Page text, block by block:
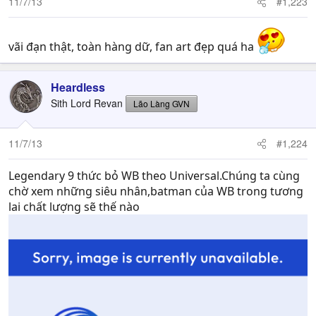
[/SPOIL]
gypsy danger của Yoji Shinkawa.
vãi đạn thật, toàn hàng dữ, fan art đẹp quá ha
Heardless
Sith Lord Revan Lão Làng GVN
11/7/13 #1,224
Legendary 9 thức bỏ WB theo Universal.Chúng ta cùng
chờ xem những siêu nhân,batman của WB trong tương
lai chất lượng sẽ thế nào